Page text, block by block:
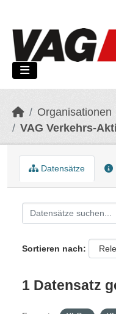
Organisationen
VAG Verkehrs-
Datensätze
Sortieren nach
1 Datensatz